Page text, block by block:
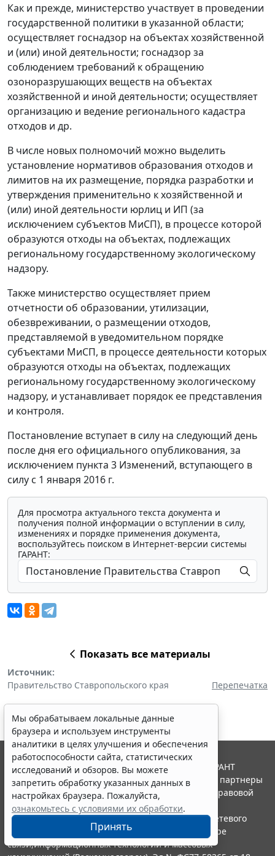
Как и прежде, министерство участвует в проведении
государственной политики в указанной области;
осуществляет госнадзор на объектах хозяйственной
и (или) иной деятельности; госнадзор за
соблюдением требований к обращению
озоноразрушающих веществ на объектах
хозяйственной и иной деятельности; осуществляет
организацию и ведение регионального кадастра
отходов и др.
В числе новых полномочий можно выделить
установление нормативов образования отходов и
лимитов на их размещение, порядка разработки и
утверждения применительно к хозяйственной и
(или) иной деятельности юрлиц и ИП (за
исключением субъектов МиСП), в процессе которой
образуются отходы на объектах, подлежащих
региональному государственному экологическому
надзору.
Также министерство осуществляет прием
отчетности об образовании, утилизации,
обезвреживании, о размещении отходов,
представляемой в уведомительном порядке
субъектами МиСП, в процессе деятельности которых
образуются отходы на объектах, подлежащих
региональному государственному экологическому
надзору, и устанавливает порядок ее представления
и контроля.
Постановление вступает в силу на следующий день
после дня его официального опубликования, за
исключением пункта 3 Изменений, вступающего в
силу с 1 января 2016 г.
Для просмотра актуального текста документа и
получения полной информации о вступлении в силу,
изменениях и порядке применения документа,
воспользуйтесь поиском в Интернет-версии системы
ГАРАНТ:
Показать все материалы
Источник:
Правительство Ставропольского края
Перепечатка
Мы обрабатываем локальные данные
браузера и используем инструменты
аналитики в целях улучшения и обеспечения
работоспособности сайта, статистических
исследований и обзоров. Вы можете
запретить обработку указанных данных в
настройках браузера. Пожалуйста,
ознакомьтесь с условиями их обработки.
Принять
© ООО "НПП "ГАРАНТ-СЕРВИС", 2026. Система ГАРАНТ
выпускается с 1990 года. Компания "Гарант" и ее партнеры
являются участниками Российской ассоциации правовой
информации ГАРАНТ.
Портал ГАРАНТ.РУ зарегистрирован в качестве сетевого
издания Федеральной службой по надзору в сфере
связи,информационных технологий и массовых